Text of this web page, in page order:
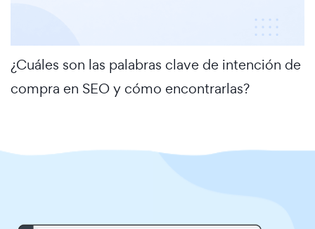
¿Cuáles son las palabras clave de intención de
compra en SEO y cómo encontrarlas?